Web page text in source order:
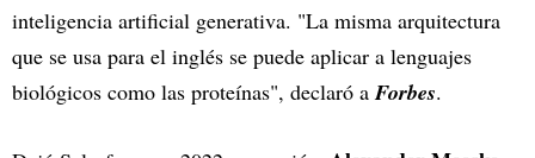
inteligencia artificial generativa. "La misma arquitectura
que se usa para el inglés se puede aplicar a lenguajes
biológicos como las proteínas", declaró aForbes.